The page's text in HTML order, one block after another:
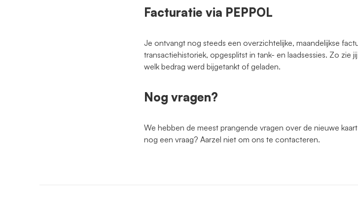
Facturatie via PEPPOL
Je ontvangt nog steeds een overzichtelijke, maandelijkse
transactiehistoriek, opgesplitst in tank- en laadsessies. Zo zie
welk bedrag werd bijgetankt of geladen.
Nog vragen?
We hebben de meest prangende vragen over de nieuwe
nog een vraag? Aarzel niet om ons te contacteren.